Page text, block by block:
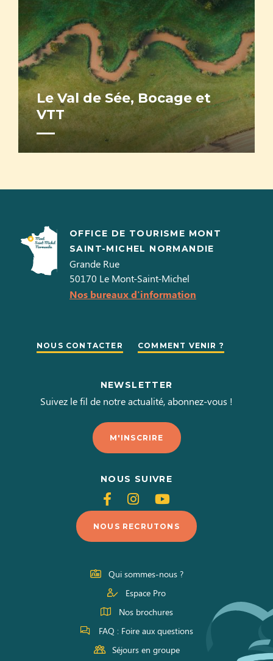
Le Val de Sée, Bocage et
VTT
OFFICE DE TOURISME MONT
SAINT-MICHEL NORMANDIE
Grande Rue
50170 Le Mont-Saint-Michel
Nos bureaux d'information
NOUS CONTACTER COMMENT VENIR ?
NEWSLETTER
Suivez le fil de notre actualité, abonnez-vous !
M'INSCRIRE
NOUS SUIVRE
Suivez-
nous
sur
Facebook
Suivez-
nous
sur
Instagram
Suivez-
nous
sur
Youtube
NOUS RECRUTONS
Qui sommes-nous ?
Espace Pro
Nos brochures
FAQ : Foire aux questions
Séjours en groupe